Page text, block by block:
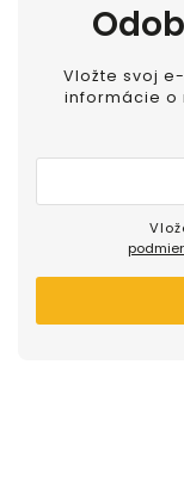
Vložte svoj
informácie o